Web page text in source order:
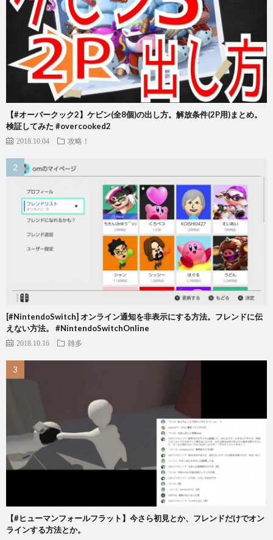
【#オーバークック2】ケビン(全8個)の出し方。解放条件(2P用)まとめ。
検証してみた #overcooked2
2018.10.04 攻略！
[#NintendoSwitch] オンライン通知を非表示にする方法。フレンドに伝
えない方法。 #NintendoSwitchOnline
2018.10.16 雑多
【#ヒューマンフォールフラット】今さら初見とか、フレンドだけでオン
ラインする方法とか。